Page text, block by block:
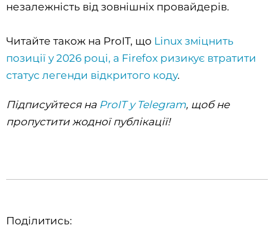
незалежність від зовнішніх провайдерів.
Читайте також на ProIT, що Linux зміцнить
позиції у 2026 році, а Firefox ризикує втратити
статус легенди відкритого коду.
Підписуйтеся на ProIT у Telegram, щоб не
пропустити жодної публікації!
Поділитись: